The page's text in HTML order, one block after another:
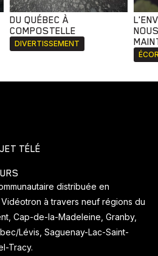
DU QUÉBEC À
COMPOSTELLE
DIVERTISSEMENT
TÉLÉ
distribuée en
à travers neuf régions du
Cap-de-la-Madeleine, Granby,
Lévis, Saguenay-Lac-Saint-
Tracy.